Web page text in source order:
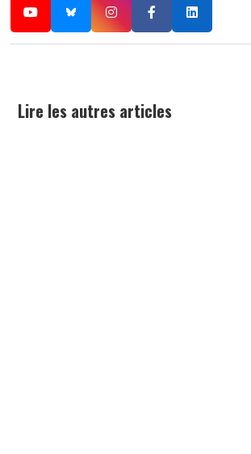
Lire les autres articles